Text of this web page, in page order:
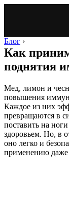
Блог ›
Как
поднятия
Мед, лимон и
повышения
Каждое из них
превращаются в
поставить на
здоровьем. Но, в
оно легко и
применению даже